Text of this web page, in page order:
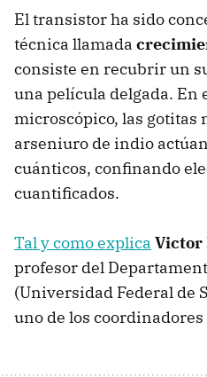
El transistor ha sido
técnica llamada
consiste en recubrir un
una película delgada. En
microscópico, las gotitas
arseniuro de indio
cuánticos, confinando
cuantificados.
Tal y como explica Victor
profesor del
(Universidad Federal de
uno de los